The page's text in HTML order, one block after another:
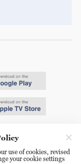
use of cookies, revised
your cookie settings